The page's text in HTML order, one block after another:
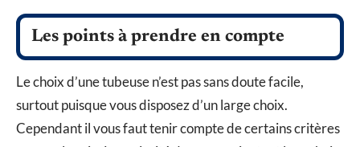
Les points à prendre en compte
Le choix d’une tubeuse n’est pas sans doute facile,
surtout puisque vous disposez d’un large choix.
Cependant il vous faut tenir compte de certains critères